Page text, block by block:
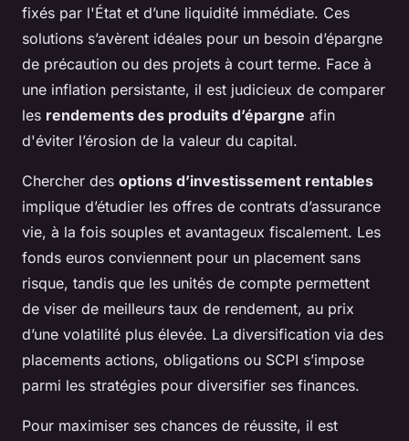
fixés par l'État et d’une liquidité immédiate. Ces
solutions s’avèrent idéales pour un besoin d’épargne
de précaution ou des projets à court terme. Face à
une inflation persistante, il est judicieux de comparer
les rendements des produits d’épargne afin
d'éviter l’érosion de la valeur du capital.
Chercher des options d’investissement rentables
implique d’étudier les offres de contrats d’assurance
vie, à la fois souples et avantageux fiscalement. Les
fonds euros conviennent pour un placement sans
risque, tandis que les unités de compte permettent
de viser de meilleurs taux de rendement, au prix
d’une volatilité plus élevée. La diversification via des
placements actions, obligations ou SCPI s’impose
parmi les stratégies pour diversifier ses finances.
Pour maximiser ses chances de réussite, il est